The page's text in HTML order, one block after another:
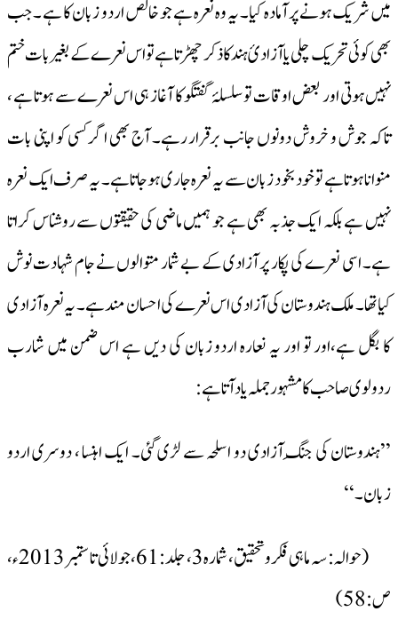
میں شریک ہونے پر آمادہ کیا۔ یہ وہ نعرہ ہے جو خالص اردو زبان کا ہے ۔ جب
بھی کوئی تحریک چلی یا آزادیٔ ہند کا ذکر چھڑتا ہے تو اس نعرے کے بغیر بات ختم
نہیں ہوتی اور بعض اوقات تو سلسلۂ گفتگو کا آغاز ہی اس نعرے سے ہوتا ہے ،
تاکہ جوش و خروش دونوں جانب برقرار رہے۔ آج بھی اگر کسی کو اپنی بات
منوانا ہوتا ہے تو خود بخود زبان سے یہ نعرہ جاری ہوجاتا ہے۔ یہ صرف ایک نعرہ
نہیں ہے بلکہ ایک جذبہ بھی ہے جو ہمیں ماضی کی حقیقتوں سے روشناس کراتا
ہے۔ اسی نعرے کی پکار پر آزادی کے بے شمار متوالوں نے جام شہادت نوش
کیاتھا۔ ملک ہندوستان کی آزادی اس نعرے کی احسان مند ہے۔ یہ نعرہ آزادی
کا بگل ہے،اور تو اور یہ نعارہ اردو زبان کی دیں ہے اس ضمن میں شارب
ردولوی صاحب کا مشہور جملہ یاد آتا ہے:
’’ہندوستان کی جنگِ آزادی دو اسلحہ سے لڑی گئی۔ ایک اہنسا ، دوسری اردو
زبان۔‘‘
(حوالہ: سہ ماہی فکروتحقیق، شمارہ 3، جلد:61، جولائی تا ستمبر2013ء،
ص:58)